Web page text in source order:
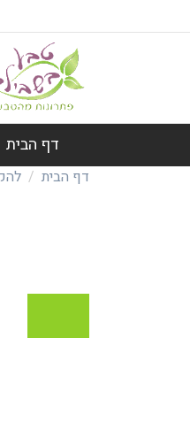
דף הבית
דף הבית